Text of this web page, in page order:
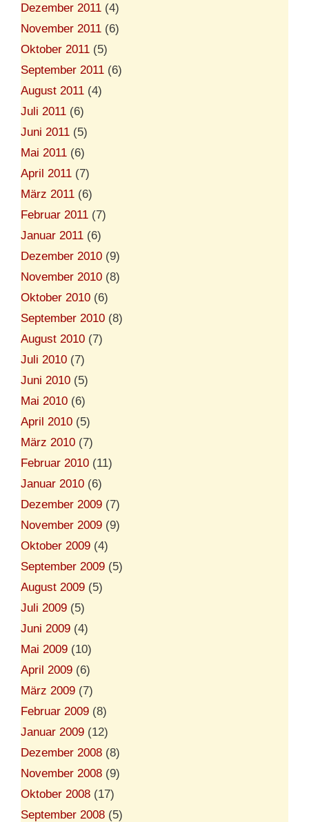
Dezember 2011 (4)
November 2011 (6)
Oktober 2011 (5)
September 2011 (6)
August 2011 (4)
Juli 2011 (6)
Juni 2011 (5)
Mai 2011 (6)
April 2011 (7)
März 2011 (6)
Februar 2011 (7)
Januar 2011 (6)
Dezember 2010 (9)
November 2010 (8)
Oktober 2010 (6)
September 2010 (8)
August 2010 (7)
Juli 2010 (7)
Juni 2010 (5)
Mai 2010 (6)
April 2010 (5)
März 2010 (7)
Februar 2010 (11)
Januar 2010 (6)
Dezember 2009 (7)
November 2009 (9)
Oktober 2009 (4)
September 2009 (5)
August 2009 (5)
Juli 2009 (5)
Juni 2009 (4)
Mai 2009 (10)
April 2009 (6)
März 2009 (7)
Februar 2009 (8)
Januar 2009 (12)
Dezember 2008 (8)
November 2008 (9)
Oktober 2008 (17)
September 2008 (5)